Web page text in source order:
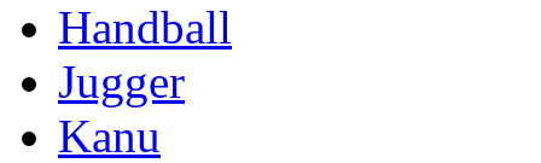
Handball
Jugger
Kanu